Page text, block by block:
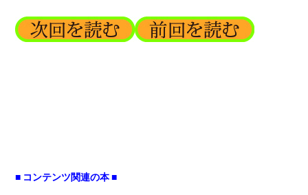
■ コンテンツ関連の本 ■